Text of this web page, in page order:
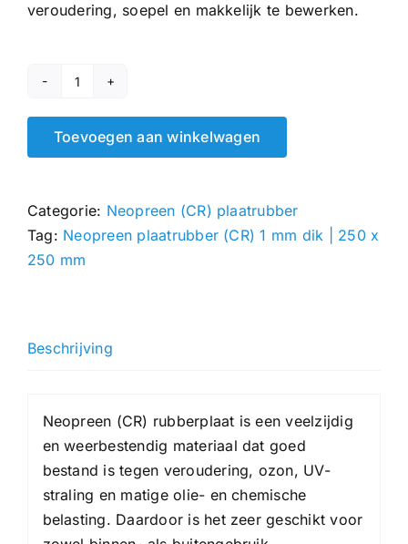
veroudering, soepel en makkelijk te bewerken.
Neopreen
plaatrubber
(CR)
|
250
x
Toevoegen aan winkelwagen
Categorie: Neopreen (CR) plaatrubber
Tag: Neopreen plaatrubber (CR) 1 mm dik | 250 x
250 mm
Beschrijving
Neopreen (CR) rubberplaat is een veelzijdig
en weerbestendig materiaal dat goed
bestand is tegen veroudering, ozon, UV-
straling en matige olie- en chemische
belasting. Daardoor is het zeer geschikt voor